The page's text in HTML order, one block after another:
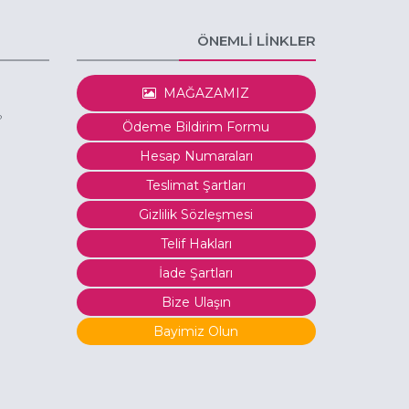
ÖNEMLİ LİNKLER
MAĞAZAMIZ
Ödeme Bildirim Formu
Hesap Numaraları
Teslimat Şartları
Gizlilik Sözleşmesi
Telif Hakları
İade Şartları
Bize Ulaşın
Bayimiz Olun